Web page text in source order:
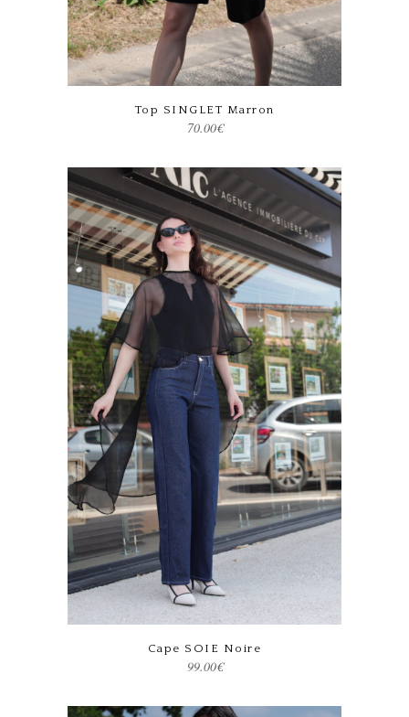
Ce produit a plusieurs variations. Les options peuvent être choisies sur la page du produit
Top SINGLET Marron
70.00€
Ce produit a plusieurs variations. Les options peuvent être choisies sur la page du produit
Cape SOIE Noire
99.00€